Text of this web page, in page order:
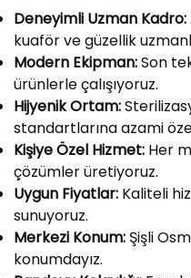
Deneyimli Uzman Kadro:
kuaför ve güzellik
Modern Ekipman:Son
ürünlerle çalışıyoruz.
Hijyenik Ortam:
standartlarına azami
Kişiye Özel Hizmet: Her
çözümler üretiyoruz.
Uygun Fiyatlar: Kaliteli
sunuyoruz.
Merkezi Konum: Şişli
konumdayız.